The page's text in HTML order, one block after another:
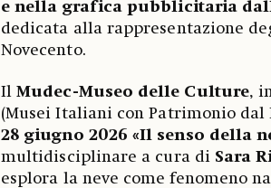
e nella grafica pubblicitaria
dedicata alla rappresentazione
Novecento.
IlMudec-Museo delle Culture,
(Musei Italiani con Patrimonio dal
28 giugno 2026 «Il senso della
multidisciplinare a cura di Sara
esplora la neve come fenomeno